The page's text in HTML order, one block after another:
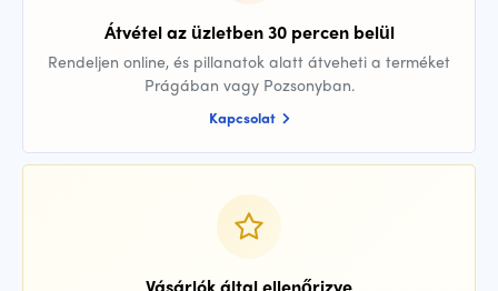
Átvétel az üzletben 30 percen belül
Rendeljen online, és pillanatok alatt átveheti a terméket
Prágában vagy Pozsonyban.
Kapcsolat